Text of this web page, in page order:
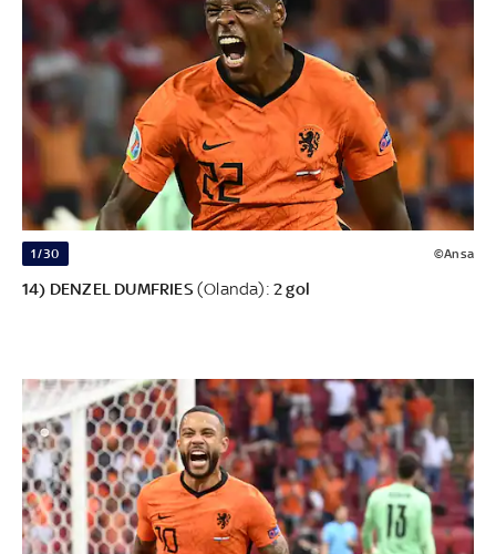
1/30 ©Ansa
14) DENZEL DUMFRIES(Olanda): 2 gol